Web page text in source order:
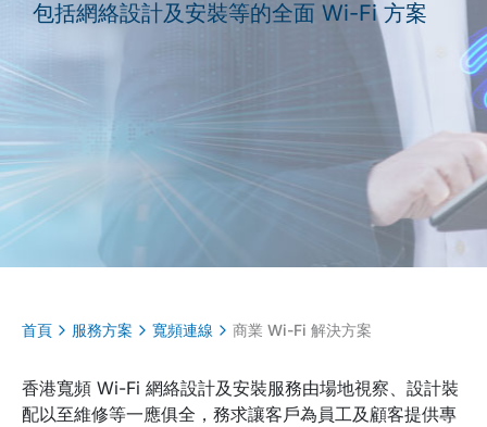
包括網絡設計及安裝等的全面 Wi-Fi 方案
首頁 服務方案 寬頻連線 商業 Wi-Fi 解決方案
香港寬頻 Wi-Fi 網絡設計及安裝服務由場地視察、設計裝
配以至維修等一應俱全，務求讓客戶為員工及顧客提供專